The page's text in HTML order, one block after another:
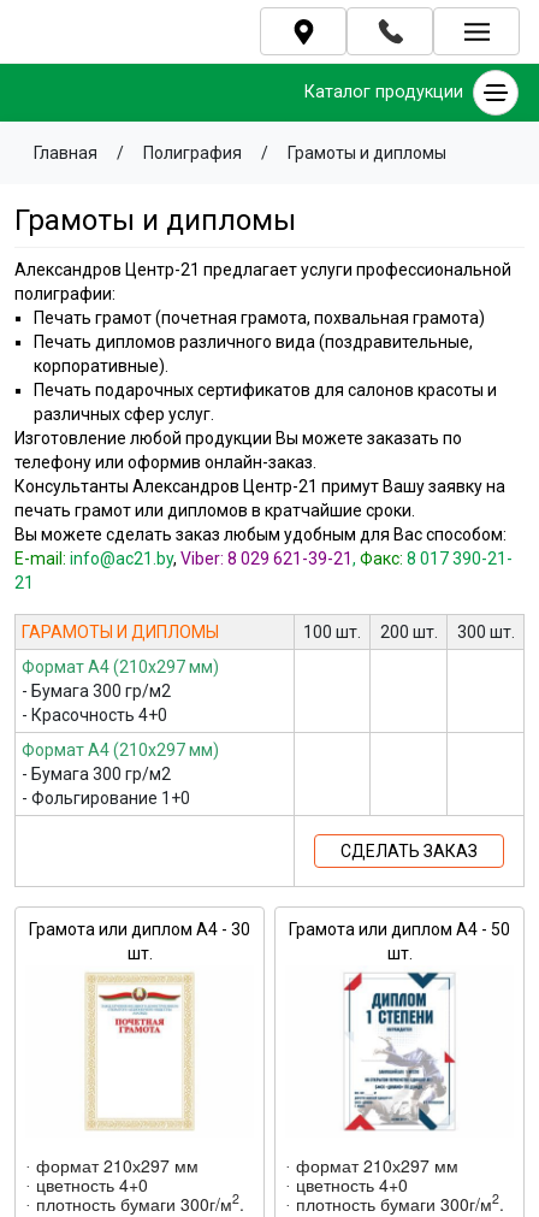
Каталог продукции
Главная / Полиграфия / Грамоты и дипломы
Грамоты и дипломы
Александров Центр-21 предлагает услуги профессиональной
полиграфии:
Печать грамот (почетная грамота, похвальная грамота)
Печать дипломов различного вида (поздравительные,
корпоративные).
Печать подарочных сертификатов для салонов красоты и
различных сфер услуг.
Изготовление любой продукции Вы можете заказать по
телефону или оформив онлайн-заказ.
Консультанты Александров Центр-21 примут Вашу заявку на
печать грамот или дипломов в кратчайшие сроки.
Вы можете сделать заказ любым удобным для Вас способом:
E-mail: info@ac21.by, Viber: 8 029 621-39-21, Факс: 8 017 390-21-
21
ГАРАМОТЫ И ДИПЛОМЫ 100 шт. 200 шт.
300 шт.
Формат А4 (210х297 мм)
- Бумага 300 гр/м2
- Красочность 4+0
Формат А4 (210х297 мм)
- Бумага 300 гр/м2
- Фольгирование 1+0
СДЕЛАТЬ ЗАКАЗ
Грамота или диплом А4 - 30
шт.
· формат 210х297 мм
· цветность 4+0
· плотность бумаги 300г/м2.
Грамота или диплом А4 - 50
шт.
· формат 210х297 мм
· цветность 4+0
· плотность бумаги 300г/м2.